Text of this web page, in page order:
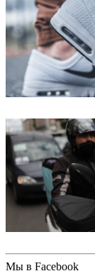
Мы в Facebook